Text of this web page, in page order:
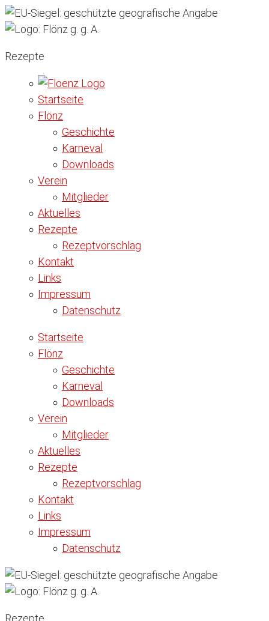
Rezepte
Startseite
Flönz
Geschichte
Karneval
Downloads
Verein
Mitglieder
Aktuelles
Rezepte
Rezeptvorschlag
Kontakt
Links
Impressum
Datenschutz
Startseite
Flönz
Geschichte
Karneval
Downloads
Verein
Mitglieder
Aktuelles
Rezepte
Rezeptvorschlag
Kontakt
Links
Impressum
Datenschutz
Rezepte